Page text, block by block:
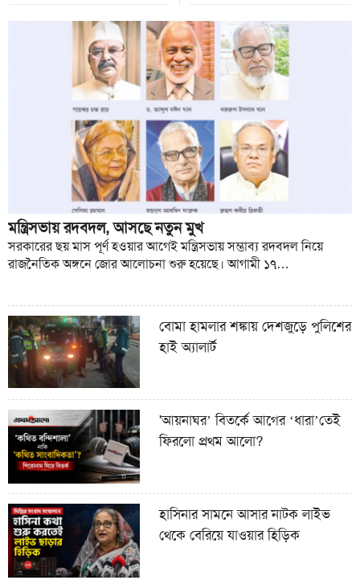
মন্ত্রিসভায় রদবদল, আসছে নতুন মুখ
সরকারের ছয় মাস পূর্ণ হওয়ার আগেই মন্ত্রিসভায় সম্ভাব্য রদবদল নিয়ে
রাজনৈতিক অঙ্গনে জোর আলোচনা শুরু হয়েছে। আগামী ১৭…
বোমা হামলার শঙ্কায় দেশজুড়ে পুলিশের
হাই অ্যালার্ট
'আয়নাঘর’ বিতর্কে আগের ‘ধারা’তেই
ফিরলো প্রথম আলো?
হাসিনার সামনে আসার নাটক লাইভ
থেকে বেরিয়ে যাওয়ার হিড়িক